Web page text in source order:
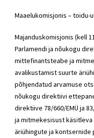
Maaelukomisjonis – toidu-
Majanduskomisjonis (kell
Parlamendi ja nõukogu
mittefinantsteabe ja
avalikustamist suurte
põhjendatud arvamuse
nõukogu direktiivi
direktiive 78/660/EMÜ ja
ja mitmekesisust
äriühingute ja